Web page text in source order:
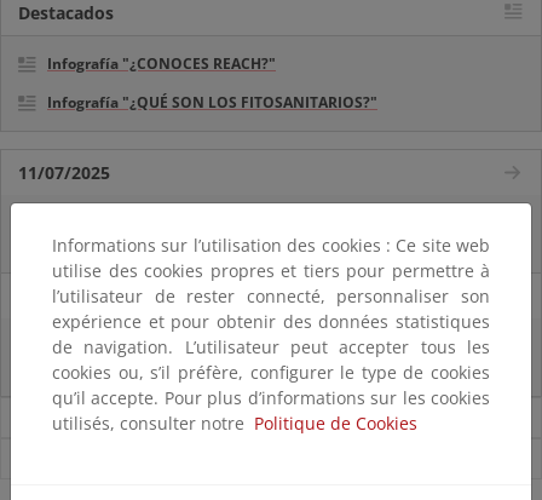
Destacados
Infografía "¿CONOCES REACH?"
Infografía "¿QUÉ SON LOS FITOSANITARIOS?"
11/07/2025
euros para restaurar bosques en decaimiento
31/01/2023
El MITECO evalúa todos los expedientes de renovables de su competencia
que debían obtener la Declaración Ambiental antes del 25 de enero
Noticias sobre Calidad y evaluación ambiental
Informations sur l’utilisation des cookies : Ce site web
utilise des cookies propres et tiers pour permettre à
l’utilisateur de rester connecté, personnaliser son
expérience et pour obtenir des données statistiques
de navigation. L’utilisateur peut accepter tous les
cookies ou, s’il préfère, configurer le type de cookies
qu’il accepte. Pour plus d’informations sur les cookies
utilisés, consulter notre Politique de Cookies